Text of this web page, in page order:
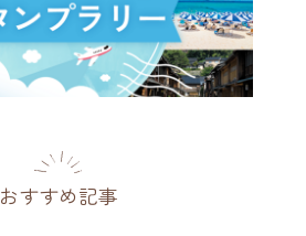
おすすめ記事